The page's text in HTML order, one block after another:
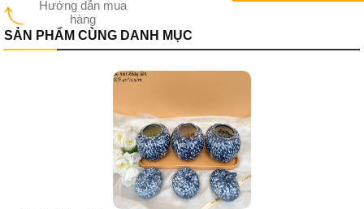
Hướng dẫn mua
hàng
SẢN PHẨM CÙNG DANH MỤC